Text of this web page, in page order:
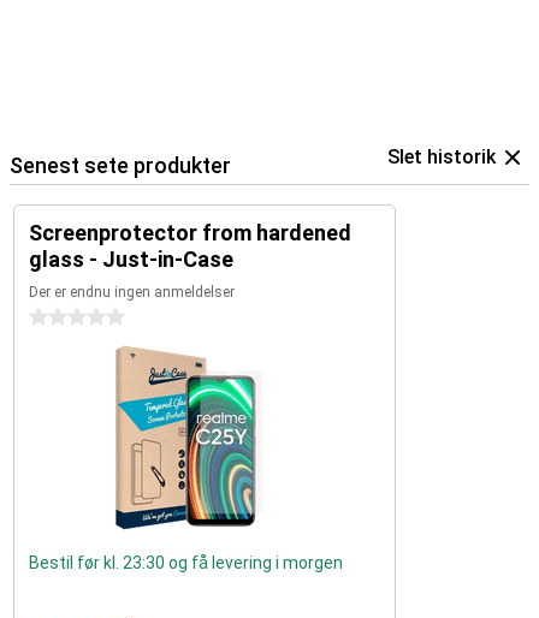
Senest sete produkter Slet historik
Screenprotector from hardened
glass - Just-in-Case
Der er endnu ingen anmeldelser
0 stjerner
Bestil før kl. 23:30 og få levering i morgen